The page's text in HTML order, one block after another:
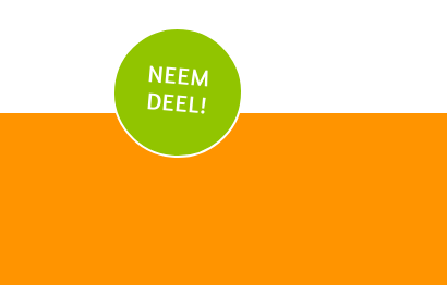
NEEM
DEEL!